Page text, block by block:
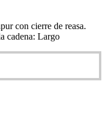
con cierre de reasa.
cadena: Largo